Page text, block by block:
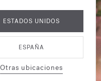
ESTADOS UNIDOS
ESPAÑA
Otras ubicaciones